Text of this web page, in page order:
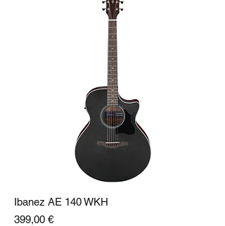
Ibanez AE 140 WKH
Preis
399,00 €